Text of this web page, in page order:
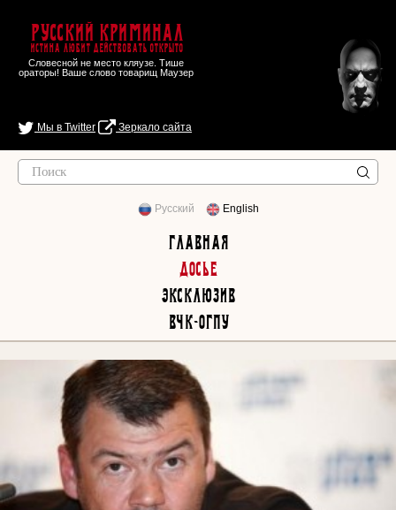
Русский Криминал
Истина любит действовать открыто
Словесной не место кляузе. Тише
ораторы! Ваше слово товарищ Маузер
Мы в Twitter Зеркало сайта
Русский English
Главная
Досье
Эксклюзив
ВЧК-ОГПУ